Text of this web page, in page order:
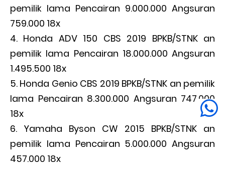
pemilik lama Pencairan 9.000.000 Angsuran
759.000 18x
Honda ADV 150 CBS 2019 BPKB/STNK an
pemilik lama Pencairan 18.000.000 Angsuran
1.495.500 18x
Honda Genio CBS 2019 BPKB/STNK an pemilik
lama Pencairan 8.300.000 Angsuran 747.000
18x
Yamaha Byson CW 2015 BPKB/STNK an
pemilik lama Pencairan 5.000.000 Angsuran
457.000 18x